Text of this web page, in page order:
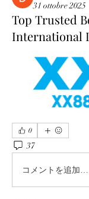
31 ottobre 2025
Top Trusted
International
0
37
コメントを追加…